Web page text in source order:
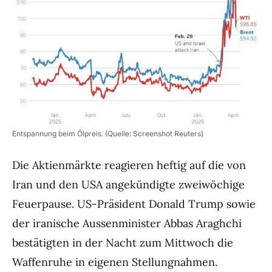
Entspannung beim Ölpreis. (Quelle: Screenshot Reuters)
Die Aktienmärkte reagieren heftig auf die von
Iran und den USA angekündigte zweiwöchige
Feuerpause. US-Präsident Donald Trump sowie
der iranische Aussenminister Abbas Araghchi
bestätigten in der Nacht zum Mittwoch die
Waffenruhe in eigenen Stellungnahmen.